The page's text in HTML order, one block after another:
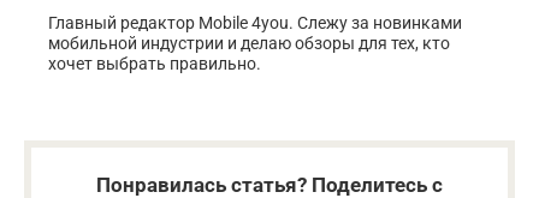
Главный редактор Mobile 4you. Слежу за новинками
мобильной индустрии и делаю обзоры для тех, кто
хочет выбрать правильно.
Понравилась статья? Поделитесь с